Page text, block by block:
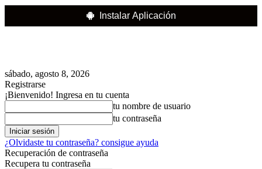
Instalar Aplicación
sábado, agosto 8, 2026
Registrarse
¡Bienvenido! Ingresa en tu cuenta
tu nombre de usuario
tu contraseña
¿Olvidaste tu contraseña? consigue ayuda
Recuperación de contraseña
Recupera tu contraseña